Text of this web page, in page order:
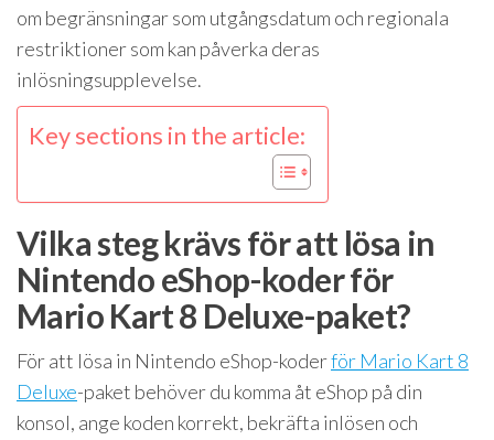
om begränsningar som utgångsdatum och regionala
restriktioner som kan påverka deras
inlösningsupplevelse.
Key sections in the article:
Vilka steg krävs för att lösa in
Nintendo eShop-koder för
Mario Kart 8 Deluxe-paket?
För att lösa in Nintendo eShop-koderför Mario Kart 8
Deluxe-paket behöver du komma åt eShop på din
konsol, ange koden korrekt, bekräfta inlösen och